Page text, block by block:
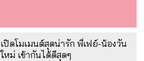
เปิดโมเมนต์สุดน่ารัก พี่เฟย์-น้องวัน
ใหม่ เข้ากันได้ดีสุดๆ